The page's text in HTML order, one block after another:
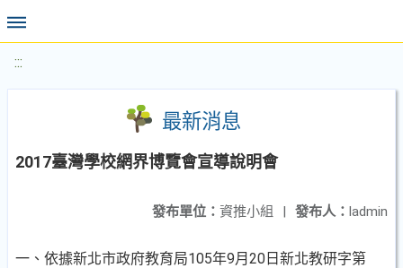
:::
最新消息
2017臺灣學校網界博覽會宣導說明會
發布人： ladmin
發布單位： 資推小組 |
一、依據新北市政府教育局105年9月20日新北教研字第